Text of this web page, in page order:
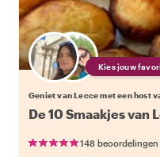
Kies jouw
Geniet van Lecce met een host
De 10 Smaakjes van
148 beoordelingen